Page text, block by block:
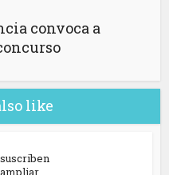
convoca a
like